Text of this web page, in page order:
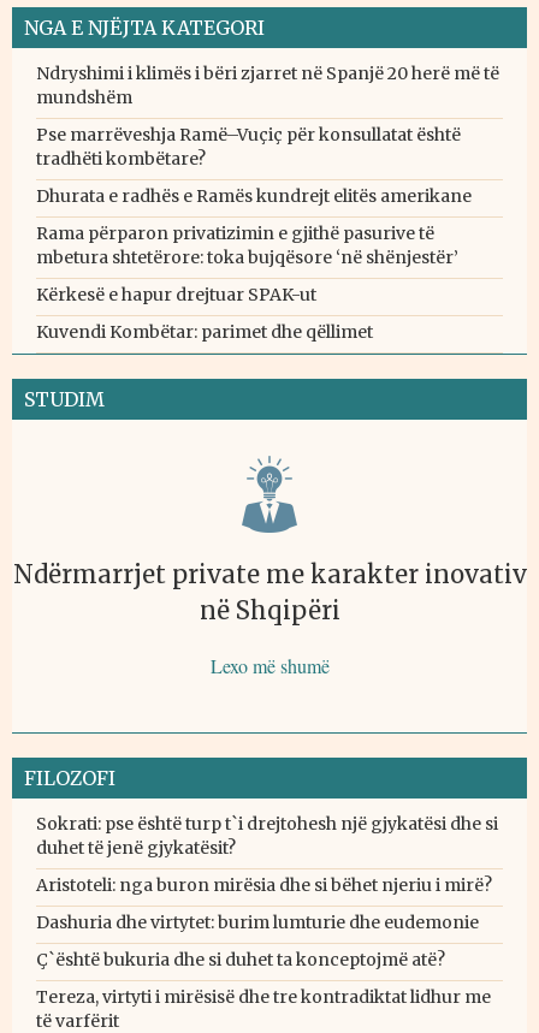
NGA E NJËJTA KATEGORI
Ndryshimi i klimës i bëri zjarret në Spanjë 20 herë më të
mundshëm
Pse marrëveshja Ramë–Vuçiç për konsullatat është
tradhëti kombëtare?
Dhurata e radhës e Ramës kundrejt elitës amerikane
Rama përparon privatizimin e gjithë pasurive të
mbetura shtetërore: toka bujqësore ‘në shënjestër’
Kërkesë e hapur drejtuar SPAK-ut
Kuvendi Kombëtar: parimet dhe qëllimet
STUDIM
Ndërmarrjet private me karakter inovativ
në Shqipëri
Lexo më shumë
FILOZOFI
Sokrati: pse është turp t`i drejtohesh një gjykatësi dhe si
duhet të jenë gjykatësit?
Aristoteli: nga buron mirësia dhe si bëhet njeriu i mirë?
Dashuria dhe virtytet: burim lumturie dhe eudemonie
Ç`është bukuria dhe si duhet ta konceptojmë atë?
Tereza, virtyti i mirësisë dhe tre kontradiktat lidhur me
të varfërit